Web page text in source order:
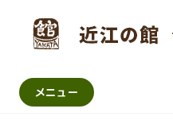
近江の館
メニュー